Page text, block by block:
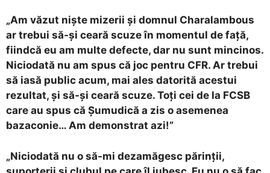
„Am văzut niște mizerii și domnul Charalambous
ar trebui să-și ceară scuze în momentul de față,
fiindcă eu am multe defecte, dar nu sunt mincinos.
Niciodată nu am spus că joc pentru CFR. Ar trebui
să iasă public acum, mai ales datorită acestui
rezultat, și să-și ceară scuze. Toți cei de la FCSB
care au spus că Șumudică a zis o asemenea
bazaconie… Am demonstrat azi!”
„Niciodată nu o să-mi dezamăgesc părinții,